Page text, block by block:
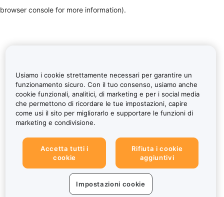
browser console for more information).
Usiamo i cookie strettamente necessari per garantire un
funzionamento sicuro. Con il tuo consenso, usiamo anche
cookie funzionali, analitici, di marketing e per i social media
che permettono di ricordare le tue impostazioni, capire
come usi il sito per migliorarlo e supportare le funzioni di
marketing e condivisione.
Accetta tutti i
cookie
Rifiuta i cookie
aggiuntivi
Impostazioni cookie